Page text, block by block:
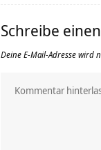
Schreibe
Deine E-Mail-Adresse wird